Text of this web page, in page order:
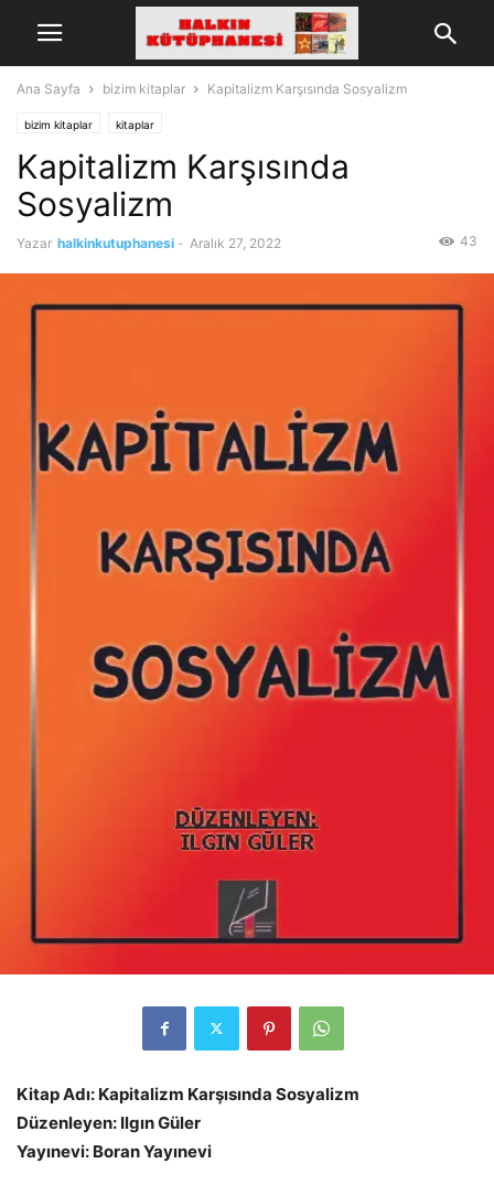
Ana Sayfa bizim kitaplar Kapitalizm Karşısında Sosyalizm
bizim kitaplar kitaplar
Kapitalizm Karşısında
Sosyalizm
Yazar halkinkutuphanesi - Aralık 27, 2022 43
Kitap Adı: Kapitalizm Karşısında Sosyalizm
Düzenleyen: Ilgın Güler
Yayınevi: Boran Yayınevi